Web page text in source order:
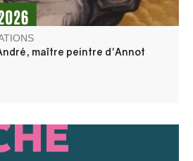
maître peintre d'Annot
édition des marchés